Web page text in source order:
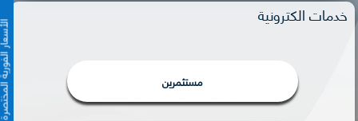
الأسعار
خدمات الكترونية
مستثمرين